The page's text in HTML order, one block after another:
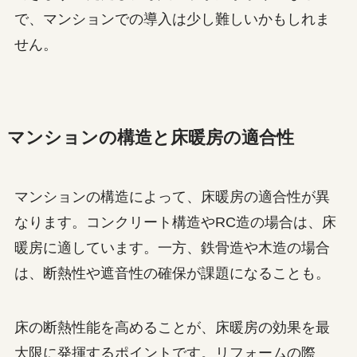
で、マンションでの導入は少し難しいかもしれま
せん。
マンションの構造と床暖房の適合性
マンションの構造によって、床暖房の適合性が異
なります。コンクリート構造やRC造の場合は、床
暖房に適しています。一方、鉄骨造や木造の場合
は、断熱性や遮音性の確保が課題になることも。
床の断熱性能を高めることが、床暖房の効果を最
大限に発揮するポイントです。リフォームの際